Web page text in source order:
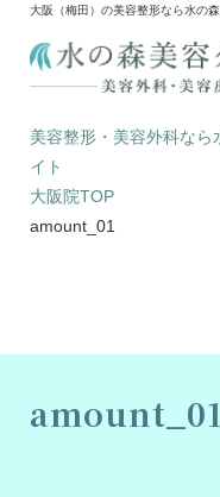
大阪（梅田）の美容整形なら水の
美容整形・美容外科な
イト
大阪院TOP
amount_01
amount_01